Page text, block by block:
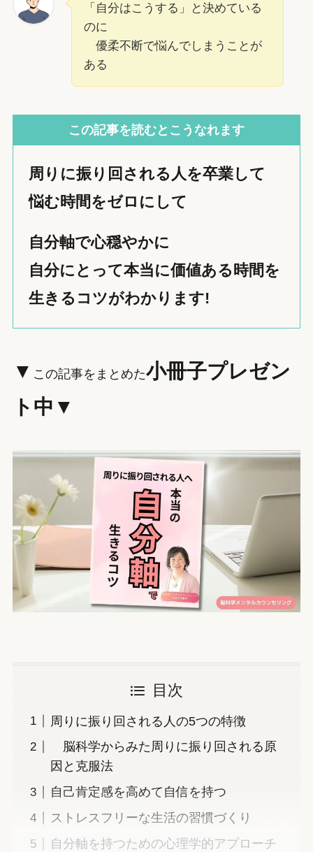
「自分はこうする」と決めている
のに
優柔不断で悩んでしまうことが
ある
この記事を読むとこうなれます
周りに振り回される人を卒業して
悩む時間をゼロにして
自分軸で心穏やかに
自分にとって本当に価値ある時間を
生きるコツがわかります!
▼ この記事をまとめた小冊子プレゼン
ト中▼
目次
周りに振り回される人の5つの特徴
脳科学からみた周りに振り回される原
因と克服法
自己肯定感を高めて自信を持つ
ストレスフリーな生活の習慣づくり
自分軸を持つための心理学的アプローチ